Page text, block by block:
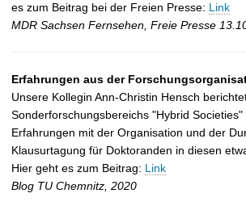
es zum Beitrag bei der Freien Presse: Link
MDR Sachsen Fernsehen, Freie Presse
Erfahrungen aus der
Unsere Kollegin Ann-Christin Hensch
Sonderforschungsbereichs "Hybrid
Erfahrungen mit der Organisation und der
Klausurtagung für Doktoranden in diesen
Hier geht es zum Beitrag: Link
Blog TU Chemnitz, 2020